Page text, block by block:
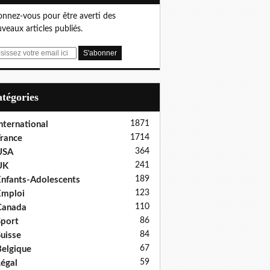
vous pour être averti des
articles publiés.
1871
1714
364
241
Adolescents 189
123
110
86
84
67
59